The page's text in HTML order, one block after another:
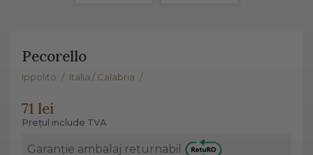
Pecorello
Ippolito / Italia / Calabria /
71 lei
Prețul include TVA
Garanție ambalaj returnabil